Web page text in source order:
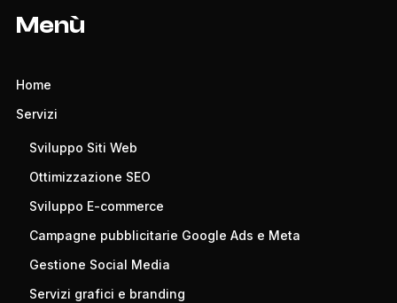
Menù
Home
Servizi
Sviluppo Siti Web
Ottimizzazione SEO
Sviluppo E-commerce
Campagne pubblicitarie Google Ads e Meta
Gestione Social Media
Servizi grafici e branding